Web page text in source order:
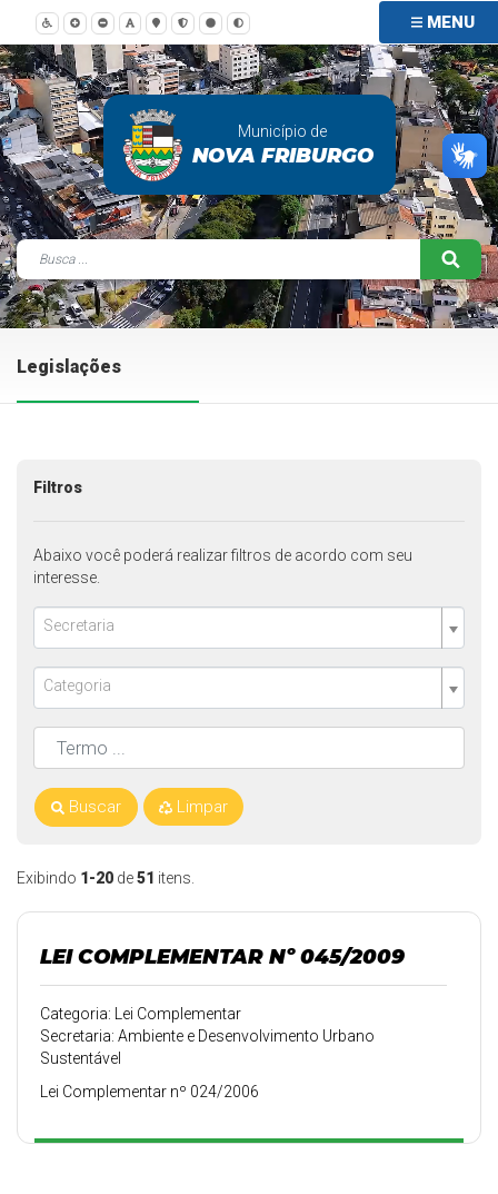
MENU
Município de
NOVA FRIBURGO
Legislações
Exibindo 1-20 de51 itens.
LEI COMPLEMENTAR Nº 045/2009
Categoria: Lei Complementar
Secretaria: Ambiente e Desenvolvimento Urbano
Sustentável
Lei Complementar nº 024/2006
Filtros
Abaixo você poderá realizar filtros de acordo com seu
interesse.
Secretaria
Categoria
Buscar Limpar